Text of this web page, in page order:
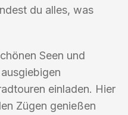
du alles, was
Seen und
einladen. Hier
Zügen genießen